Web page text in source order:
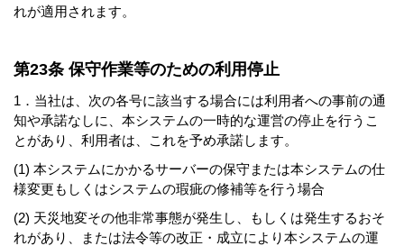
れが適用されます。
第23条 保守作業等のための利用停止
1．当社は、次の各号に該当する場合には利用者への事前の通
知や承諾なしに、本システムの一時的な運営の停止を行うこ
とがあり、利用者は、これを予め承諾します。
(1) 本システムにかかるサーバーの保守または本システムの仕
様変更もしくはシステムの瑕疵の修補等を行う場合
(2) 天災地変その他非常事態が発生し、もしくは発生するおそ
れがあり、または法令等の改正・成立により本システムの運